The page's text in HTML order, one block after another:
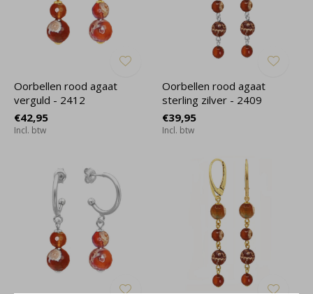
Oorbellen rood agaat
verguld - 2412
€42,95
Incl. btw
Oorbellen rood agaat
sterling zilver - 2409
€39,95
Incl. btw